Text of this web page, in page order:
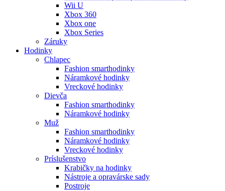
Wii U
Xbox 360
Xbox one
Xbox Series
Záruky
Hodinky
Chlapec
Fashion smarthodinky
Náramkové hodinky
Vreckové hodinky
Dievča
Fashion smarthodinky
Náramkové hodinky
Muž
Fashion smarthodinky
Náramkové hodinky
Vreckové hodinky
Príslušenstvo
Krabičky na hodinky
Nástroje a opravárske sady
Postroje